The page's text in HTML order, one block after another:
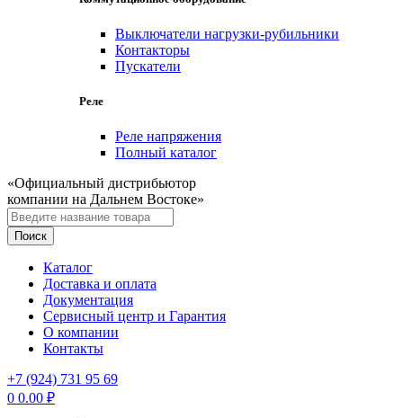
Выключатели нагрузки-рубильники
Контакторы
Пускатели
Реле
Реле напряжения
Полный каталог
«Официальный дистрибьютор
компании на Дальнем Востоке»
Каталог
Доставка и оплата
Документация
Сервисный центр и Гарантия
О компании
Контакты
+7 (924) 731 95 69
0 0.00 ₽